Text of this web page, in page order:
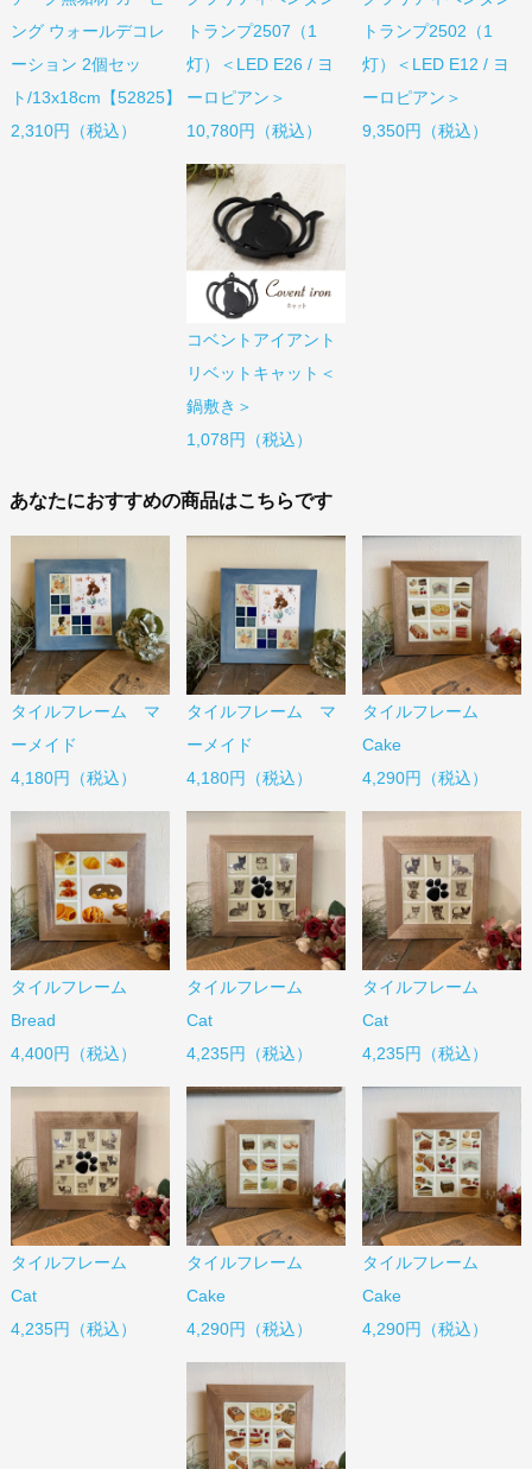
ング ウォールデコレ
ーション 2個セッ
ト/13x18cm【52825】
2,310円（税込）
トランプ2507（1
灯）＜LED E26 / ヨ
ーロピアン＞
10,780円（税込）
トランプ2502（1
灯）＜LED E12 / ヨ
ーロピアン＞
9,350円（税込）
コベントアイアント
リベットキャット＜
鍋敷き＞
1,078円（税込）
あなたにおすすめの商品はこちらです
タイルフレーム マ
ーメイド
4,180円（税込）
タイルフレーム マ
ーメイド
4,180円（税込）
タイルフレーム
Cake
4,290円（税込）
タイルフレーム
Bread
4,400円（税込）
タイルフレーム
Cat
4,235円（税込）
タイルフレーム
Cat
4,235円（税込）
タイルフレーム
Cat
4,235円（税込）
タイルフレーム
Cake
4,290円（税込）
タイルフレーム
Cake
4,290円（税込）